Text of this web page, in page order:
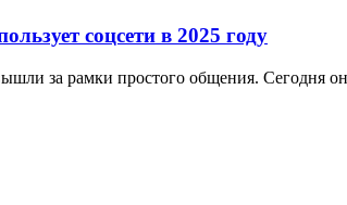
соцсети в 2025 году
за рамки простого общения. Сегодня